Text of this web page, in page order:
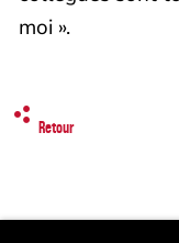
moi ».
Retour